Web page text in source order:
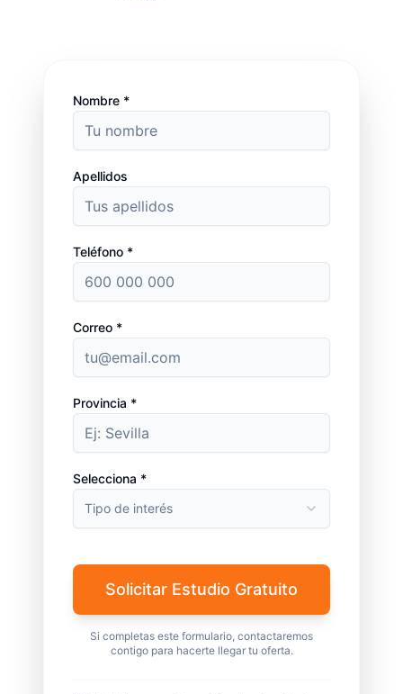
Nombre *
Apellidos
Teléfono *
Correo *
Provincia *
Selecciona *
Tipo de interés
Solicitar Estudio Gratuito
Si completas este formulario, contactaremos
contigo para hacerte llegar tu oferta.